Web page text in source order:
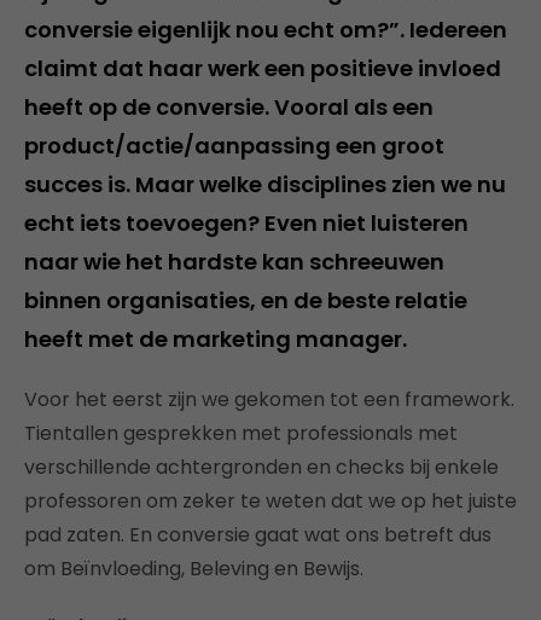
conversie eigenlijk nou echt om?”. Iedereen
claimt dat haar werk een positieve invloed
heeft op de conversie. Vooral als een
product/actie/aanpassing een groot
succes is. Maar welke disciplines zien we nu
echt iets toevoegen? Even niet luisteren
naar wie het hardste kan schreeuwen
binnen organisaties, en de beste relatie
heeft met de marketing manager.
Voor het eerst zijn we gekomen tot een framework.
Tientallen gesprekken met professionals met
verschillende achtergronden en checks bij enkele
professoren om zeker te weten dat we op het juiste
pad zaten. En conversie gaat wat ons betreft dus
om Beïnvloeding, Beleving en Bewijs.